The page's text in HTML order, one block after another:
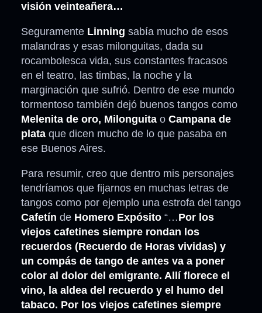
visión veinteañera…
Seguramente Linning sabía mucho de esos
malandras y esas milonguitas, dada su
rocambolesca vida, sus constantes fracasos
en el teatro, las timbas, la noche y la
marginación que sufrió. Dentro de ese mundo
tormentoso también dejó buenos tangos como
Melenita de oro, Milonguita o Campana de
plata que dicen mucho de lo que pasaba en
ese Buenos Aires.
Para resumir, creo que dentro mis personajes
tendríamos que fijarnos en muchas letras de
tangos como por ejemplo una estrofa del tango
Cafetín de Homero Expósito “…Por los
viejos cafetines siempre rondan los
recuerdos (Recuerdo de Horas vividas) y
un compás de tango de antes va a poner
color al dolor del emigrante. Allí florece el
vino, la aldea del recuerdo y el humo del
tabaco. Por los viejos cafetines siempre